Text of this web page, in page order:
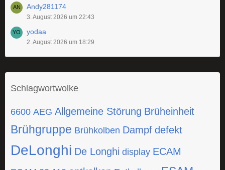
Andy281174
3. August 2026 um 22:43
yodaa
2. August 2026 um 18:29
Schlagwortwolke
6600 AEG Allgemeine Störung Brüheinheit
Brühgruppe Brühkolben Dampf defekt
DeLonghi De Longhi display ECAM